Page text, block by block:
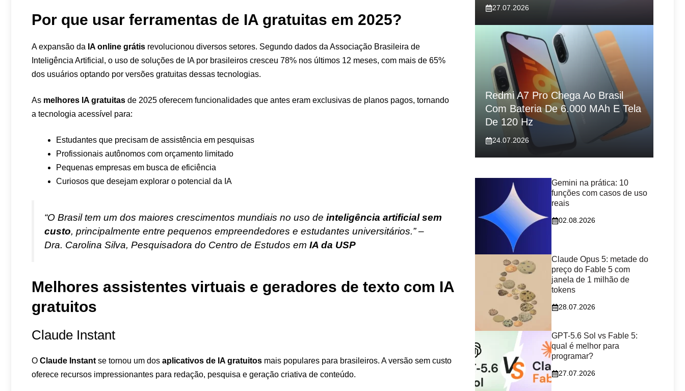
Por que usar ferramentas de IA gratuitas em 2025?
A expansão da IA ​​online grátis revolucionou diversos setores. Segundo dados da Associação Brasileira de
Inteligência Artificial, o uso de soluções de IA por brasileiros cresceu 78% nos últimos 12 meses, com mais de 65%
dos usuários optando por versões gratuitas dessas tecnologias.
As melhores IA gratuitas de 2025 oferecem funcionalidades que antes eram exclusivas de planos pagos, tornando
a tecnologia acessível para:
Estudantes que precisam de assistência em pesquisas
Profissionais autônomos com orçamento limitado
Pequenas empresas em busca de eficiência
Curiosos que desejam explorar o potencial da IA
“O Brasil tem um dos maiores crescimentos mundiais no uso de inteligência artificial sem
custo, principalmente entre pequenos empreendedores e estudantes universitários.” –
Dra. Carolina Silva, Pesquisadora do Centro de Estudos em IA da USP
Melhores assistentes virtuais e geradores de texto com IA
gratuitos
Claude Instant
O Claude Instant se tornou um dos aplicativos de IA gratuitos mais populares para brasileiros. A versão sem custo
oferece recursos impressionantes para redação, pesquisa e geração criativa de conteúdo.
27.07.2026
Redmi A7 Pro Chega Ao Brasil
Com Bateria De 6.000 MAh E Tela
De 120 Hz
24.07.2026
Gemini na prática: 10
funções com casos de uso
reais
02.08.2026
Claude Opus 5: metade do
preço do Fable 5 com
janela de 1 milhão de
tokens
28.07.2026
GPT-5.6 Sol vs Fable 5:
qual é melhor para
programar?
27.07.2026